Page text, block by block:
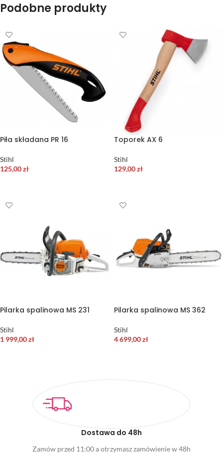
Podobne produkty
Piła składana PR 16
Stihl
125,00zł
Toporek AX 6
Stihl
129,00zł
Pilarka spalinowa MS 231
Stihl
1 999,00zł
Pilarka spalinowa MS 362
Stihl
4 699,00zł
Dostawa do 48h
Zamów przed 11:00 a otrzymasz zamówienie w 48h